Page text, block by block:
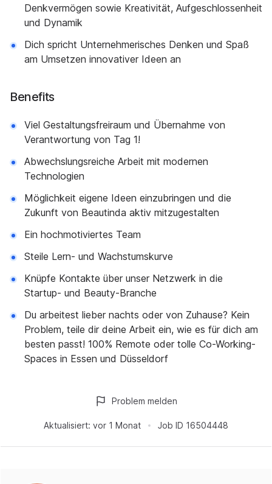
Denkvermögen sowie Kreativität, Aufgeschlossenheit
und Dynamik
Dich spricht Unternehmerisches Denken und Spaß
am Umsetzen innovativer Ideen an
Benefits
Viel Gestaltungsfreiraum und Übernahme von
Verantwortung von Tag 1!
Abwechslungsreiche Arbeit mit modernen
Technologien
Möglichkeit eigene Ideen einzubringen und die
Zukunft von Beautinda aktiv mitzugestalten
Ein hochmotiviertes Team
Steile Lern- und Wachstumskurve
Knüpfe Kontakte über unser Netzwerk in die
Startup- und Beauty-Branche
Du arbeitest lieber nachts oder von Zuhause? Kein
Problem, teile dir deine Arbeit ein, wie es für dich am
besten passt! 100% Remote oder tolle Co-Working-
Spaces in Essen und Düsseldorf
Aktualisiert: vor 1 Monat Job ID 16504448
Problem melden